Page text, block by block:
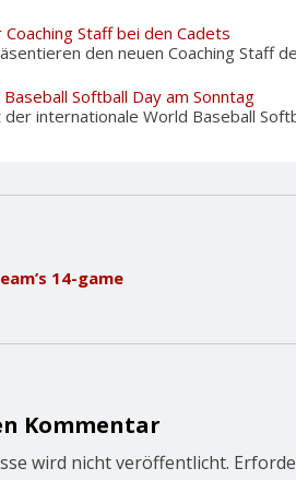
Staff bei den Cadets
den neuen Coaching Staff
Softball Day am Sonntag
internationale World Baseball
14-game
Kommentar
wird nicht veröffentlicht.